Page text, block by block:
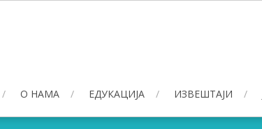
О НАМА ЕДУКАЦИЈА ИЗВЕШТАЈИ